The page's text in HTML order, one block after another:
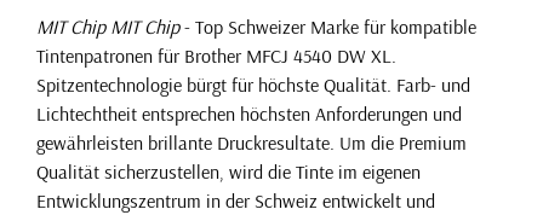
MIT Chip MIT Chip- Top Schweizer Marke für kompatible
Tintenpatronen für Brother MFCJ 4540 DW XL.
Spitzentechnologie bürgt für höchste Qualität. Farb- und
Lichtechtheit entsprechen höchsten Anforderungen und
gewährleisten brillante Druckresultate. Um die Premium
Qualität sicherzustellen, wird die Tinte im eigenen
Entwicklungszentrum in der Schweiz entwickelt und